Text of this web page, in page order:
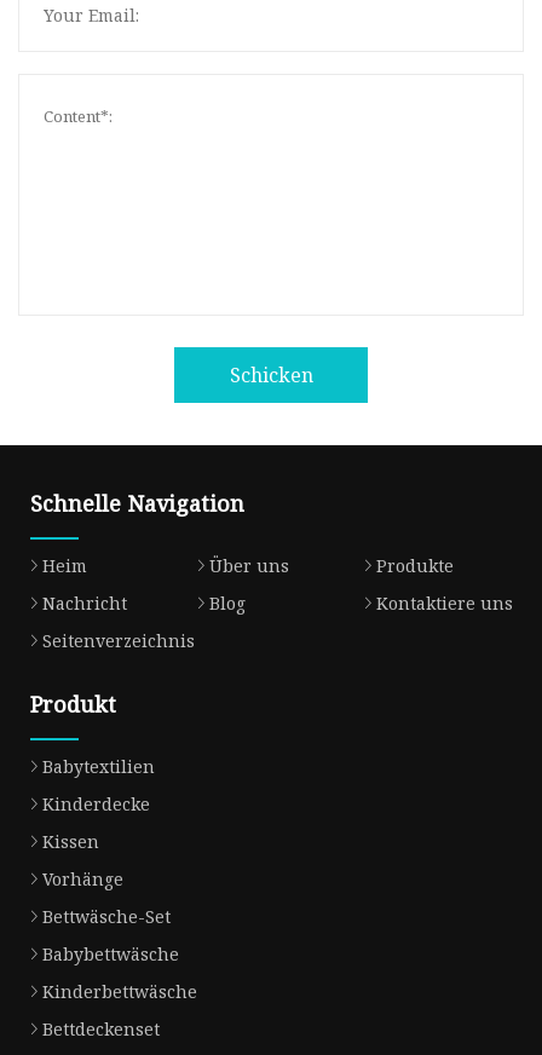
Schicken
Schnelle Navigation
Heim Über uns
Produkte
Nachricht
Blog
Kontaktiere uns
Seitenverzeichnis
Produkt
Babytextilien
Kinderdecke
Kissen
Vorhänge
Bettwäsche-Set
Babybettwäsche
Kinderbettwäsche
Bettdeckenset